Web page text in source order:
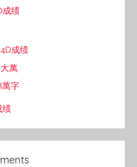
成绩
成绩
萬
字
绩